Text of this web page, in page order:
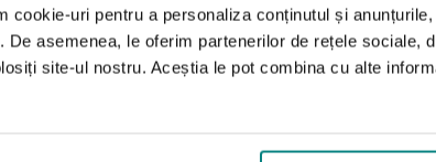
cookie-uri pentru a personaliza conținutul și
De asemenea, le oferim partenerilor de rețele sociale,
site-ul nostru. Aceștia le pot combina cu alte
A